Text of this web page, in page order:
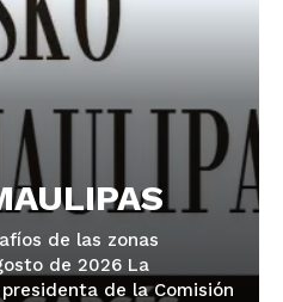
de las zonas
de 2026 La
de la Comisión